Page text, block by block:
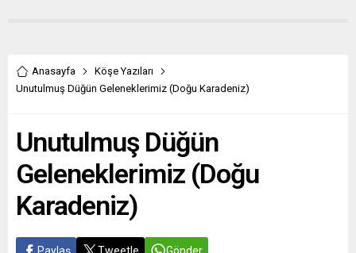
Anasayfa
Köşe Yazıları
Unutulmuş Düğün Geleneklerimiz (Doğu Karadeniz)
Unutulmuş Düğün
Geleneklerimiz (Doğu
Karadeniz)